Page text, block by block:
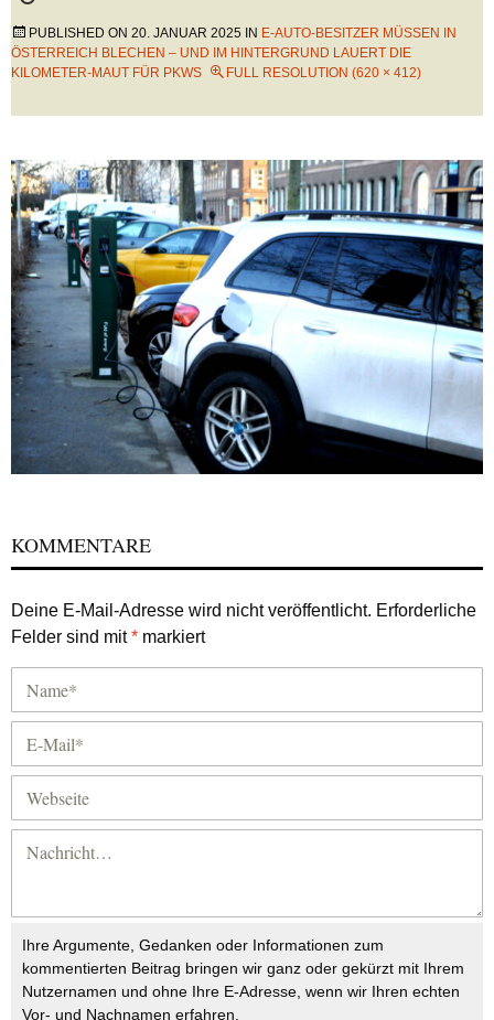
PUBLISHED ON 20. JANUAR 2025 IN E-AUTO-BESITZER MÜSSEN IN
ÖSTERREICH BLECHEN – UND IM HINTERGRUND LAUERT DIE
KILOMETER-MAUT FÜR PKWS
FULL RESOLUTION (620 × 412)
KOMMENTARE
Deine E-Mail-Adresse wird nicht veröffentlicht. Erforderliche
Felder sind mit* markiert
Ihre Argumente, Gedanken oder Informationen zum
kommentierten Beitrag bringen wir ganz oder gekürzt mit Ihrem
Nutzernamen und ohne Ihre E-Adresse, wenn wir Ihren echten
Vor- und Nachnamen erfahren.